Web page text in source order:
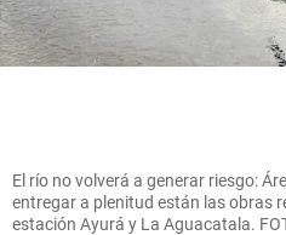
El río no volverá a generar riesgo:
entregar a plenitud están las obras
estación Ayurá y La Aguacatala.